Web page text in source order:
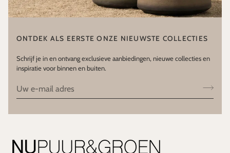
ONTDEK ALS EERSTE ONZE NIEUWSTE COLLECTIES
Schrijf je in en ontvang exclusieve aanbiedingen, nieuwe collecties en
inspiratie voor binnen en buiten.